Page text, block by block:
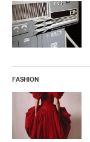
FASHION